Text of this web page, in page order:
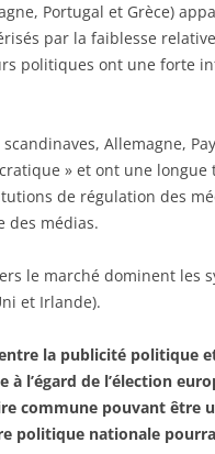
Portugal et Grèce)
par la faiblesse
politiques ont une forte
Allemagne,
» et ont une longue
de régulation des
des médias.
le marché dominent les
et Irlande).
la publicité politique
l’égard de l’élection
commune pouvant être
politique nationale